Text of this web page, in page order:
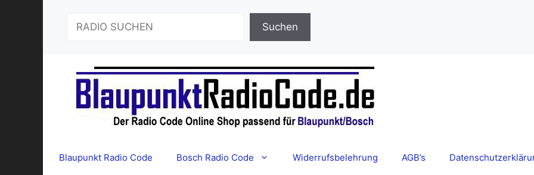
Suchen
Blaupunkt Radio Code Bosch Radio Code Widerrufsbelehrung AGB’s